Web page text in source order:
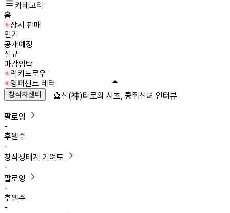
카테고리
홈
상시 판매
인기
공개예정
신규
마감임박
럭키드로우
영퍼센트 레터
창작자센터
팔로잉
-
후원수
-
창작생태계 기여도
-
팔로잉
-
후원수
-
🔮신(神)타로의 시초, 콩쥐신녀 인터뷰